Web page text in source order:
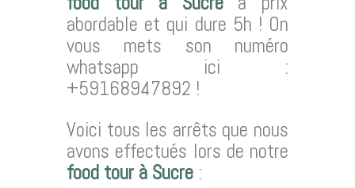
abordable et qui dure 5h ! On
vous mets son numéro
whatsapp ici :
+59168947892 !
Voici tous les arrêts que nous
avons effectués lors de notre
food tour à Sucre :